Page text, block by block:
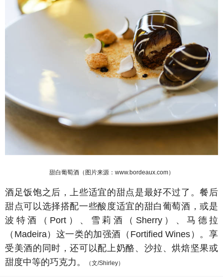
甜白葡萄酒（图片来源：www.bordeaux.com）
酒足饭饱之后，上些适宜的甜点是最好不过了。餐后
甜点可以选择搭配一些酸度适宜的甜白葡萄酒，或是
波特酒（Port）、雪莉酒（Sherry）、马德拉
（Madeira）这一类的加强酒（Fortified Wines）。享
受美酒的同时，还可以配上奶酪、沙拉、烘焙坚果或
甜度中等的巧克力。
（文/Shirley）